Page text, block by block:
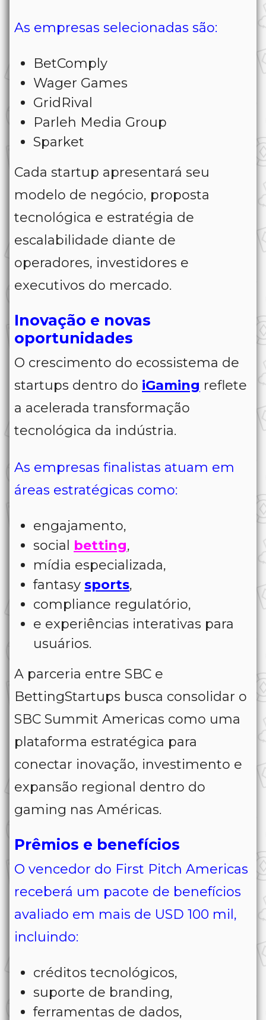
As empresas selecionadas são:
BetComply
Wager Games
GridRival
Parleh Media Group
Sparket
Cada startup apresentará seu
modelo de negócio, proposta
tecnológica e estratégia de
escalabilidade diante de
operadores, investidores e
executivos do mercado.
Inovação e novas
oportunidades
O crescimento do ecossistema de
startups dentro do iGaming reflete
a acelerada transformação
tecnológica da indústria.
As empresas finalistas atuam em
áreas estratégicas como:
engajamento,
social betting,
mídia especializada,
fantasy sports,
compliance regulatório,
e experiências interativas para
usuários.
A parceria entre SBC e
BettingStartups busca consolidar o
SBC Summit Americas como uma
plataforma estratégica para
conectar inovação, investimento e
expansão regional dentro do
gaming nas Américas.
Prêmios e benefícios
O vencedor do First Pitch Americas
receberá um pacote de benefícios
avaliado em mais de USD 100 mil,
incluindo:
créditos tecnológicos,
suporte de branding,
ferramentas de dados,